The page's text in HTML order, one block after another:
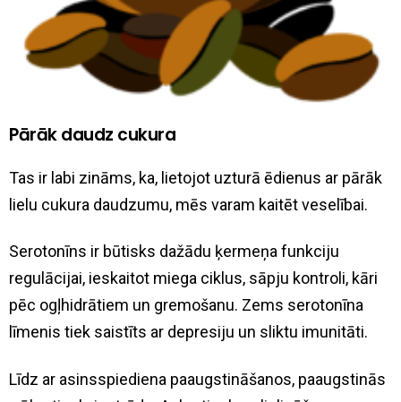
Pārāk daudz cukura
Tas ir labi zināms, ka, lietojot uzturā ēdienus ar pārāk
lielu cukura daudzumu, mēs varam kaitēt veselībai.
Serotonīns ir būtisks dažādu ķermeņa funkciju
regulācijai, ieskaitot miega ciklus, sāpju kontroli, kāri
pēc ogļhidrātiem un gremošanu. Zems serotonīna
līmenis tiek saistīts ar depresiju un sliktu imunitāti.
Līdz ar asinsspiediena paaugstināšanos, paaugstinās